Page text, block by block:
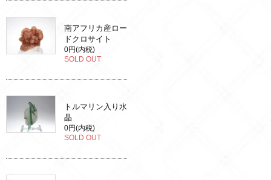
南アフリカ産ロー
ドクロサイト
0円(内税)
SOLD OUT
トルマリン入り水
晶
0円(内税)
SOLD OUT